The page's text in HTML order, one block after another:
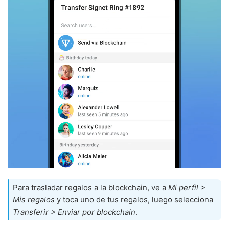
Para trasladar regalos a la blockchain, ve a Mi perfil >
Mis regalos y toca uno de tus regalos, luego selecciona
Transferir > Enviar por blockchain.